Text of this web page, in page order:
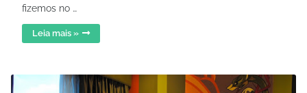
fizemos no …
Leia mais »